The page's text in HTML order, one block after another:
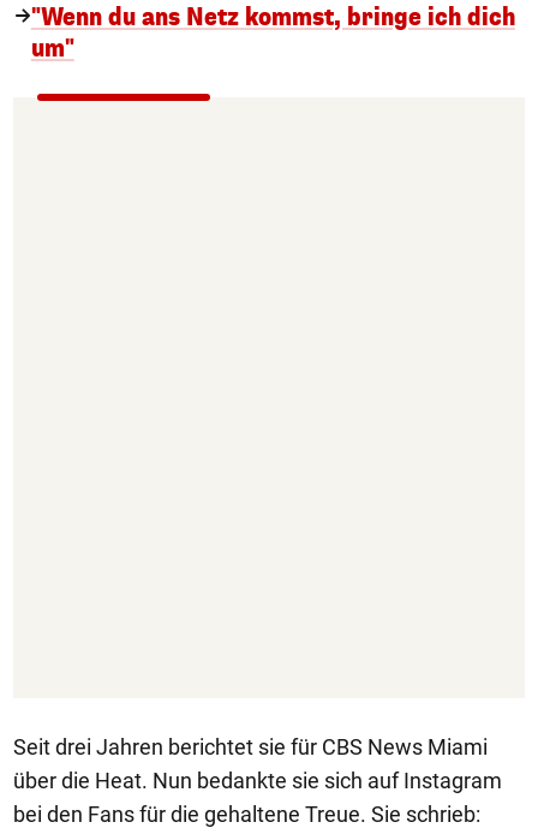
"Wenn du ans Netz kommst, bringe ich dich
um"
Seit drei Jahren berichtet sie für CBS News Miami
über die Heat. Nun bedankte sie sich auf Instagram
bei den Fans für die gehaltene Treue. Sie schrieb: